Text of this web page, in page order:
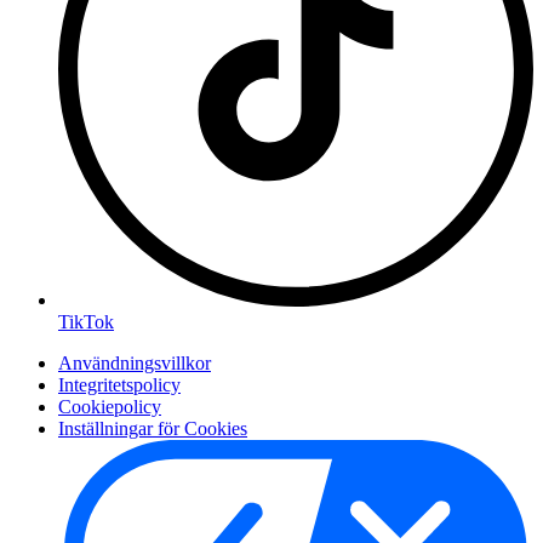
TikTok
Användningsvillkor
Integritetspolicy
Cookiepolicy
Inställningar för Cookies